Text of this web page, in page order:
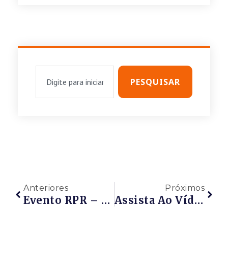
PESQUISAR
Anteriores
Evento RPR – Webinar – OPORTUNIDADES, ENCADEAMENTO PRODUTIVO E CONVERGÊNCIA SETORIAL NA CRISE – 22/04/2020 – 17h Às 18h – PARTICIPE!!!
Próximos
Assista Ao Vídeo: Webinar RPR E Sebrae – OPORTUNIDADES, ENCADEAMENTO PRODUTIVO E CONVERGÊNCIA SETORIAL NA CRISE – 22/04/2020